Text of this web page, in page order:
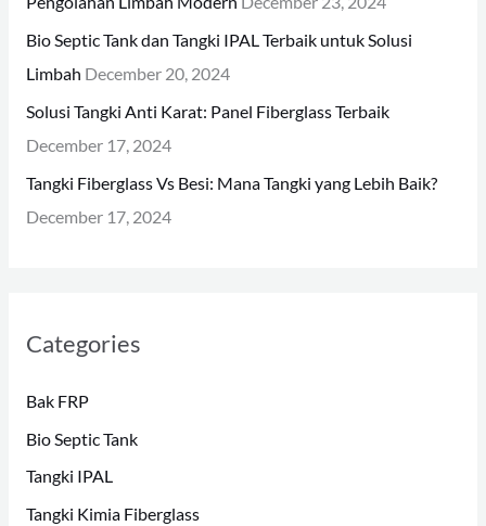
:
Bio Septic Tank dan Tangki IPAL Terbaik untuk Solusi
Limbah December 20, 2024
Solusi Tangki Anti Karat: Panel Fiberglass Terbaik
December 17, 2024
Tangki Fiberglass Vs Besi: Mana Tangki yang Lebih Baik?
December 17, 2024
Categories
Bak FRP
Bio Septic Tank
Tangki IPAL
Tangki Kimia Fiberglass